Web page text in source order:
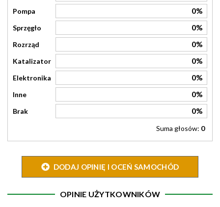
Pompa 0%
Sprzęgło 0%
Rozrząd 0%
Katalizator 0%
Elektronika 0%
Inne 0%
Brak 0%
Suma głosów: 0
DODAJ OPINIĘ I OCEŃ SAMOCHÓD
OPINIE UŻYTKOWNIKÓW